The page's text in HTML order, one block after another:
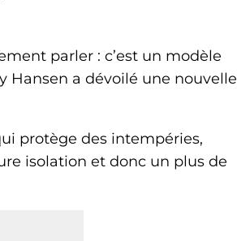
parler : c’est un modèle
Hansen a dévoilé une nouvelle
protège des intempéries,
isolation et donc un plus de